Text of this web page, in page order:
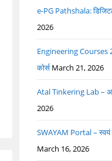
e-PG Pathshala:
2026
Engineering Courses
कोर्स March 21, 2026
Atal Tinkering Lab –
2026
SWAYAM Portal – स्वयं
March 16, 2026